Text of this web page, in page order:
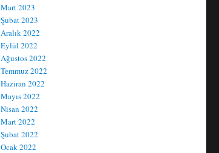
Mart 2023
Şubat 2023
Aralık 2022
Eylül 2022
Ağustos 2022
Temmuz 2022
Haziran 2022
Mayıs 2022
Nisan 2022
Mart 2022
Şubat 2022
Ocak 2022